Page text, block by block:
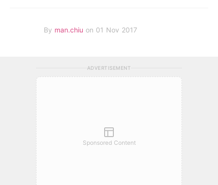
By man.chiu on 01 Nov 2017
ADVERTISEMENT
Sponsored Content